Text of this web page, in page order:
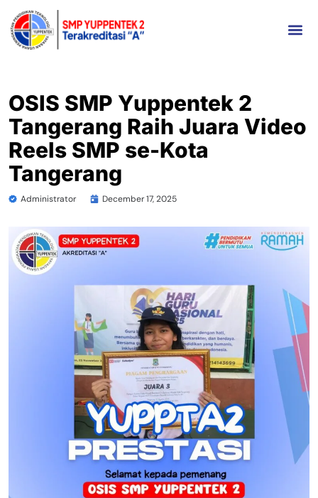
OSIS SMP Yuppentek 2
Tangerang Raih Juara Video
Reels SMP se-Kota
Tangerang
Administrator December 17, 2025